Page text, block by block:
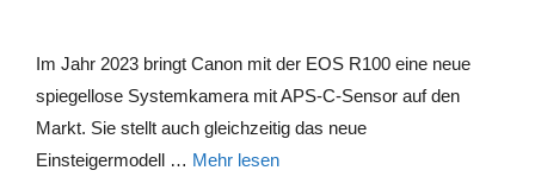
Im Jahr 2023 bringt Canon mit der EOS R100 eine neue
spiegellose Systemkamera mit APS-C-Sensor auf den
Markt. Sie stellt auch gleichzeitig das neue
Einsteigermodell … Mehr lesen